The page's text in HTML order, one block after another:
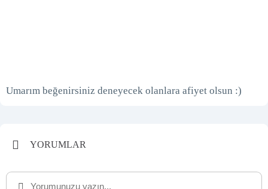
Umarım beğenirsiniz deneyecek olanlara afiyet olsun :)
YORUMLAR